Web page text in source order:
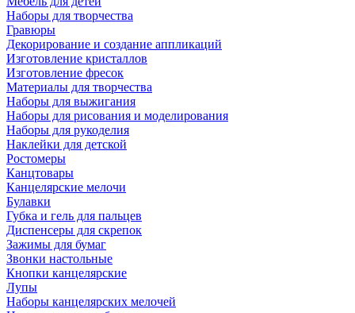
Наборы для творчества
Гравюры
Декорирование и создание аппликаций
Изготовление кристаллов
Изготовление фресок
Материалы для творчества
Наборы для выжигания
Наборы для рисования и моделирования
Наборы для рукоделия
Наклейки для детской
Ростомеры
Канцтовары
Канцелярские мелочи
Булавки
Губка и гель для пальцев
Диспенсеры для скрепок
Зажимы для бумаг
Звонки настольные
Кнопки канцелярские
Лупы
Наборы канцелярских мелочей